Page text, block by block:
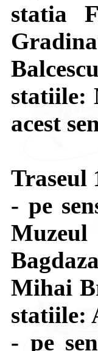
statia
statiile:
acest
Traseul
- pe
Mihai
statiile:
- pe